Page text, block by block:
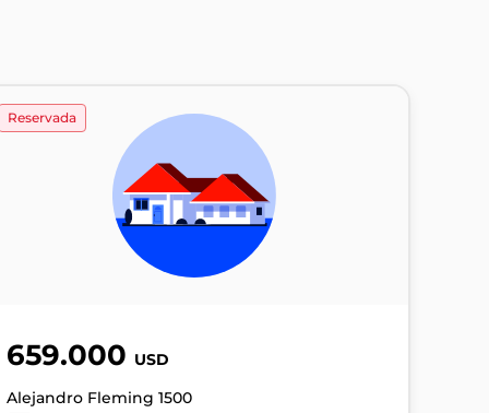
Reservada
659.000 USD
Alejandro Fleming 1500